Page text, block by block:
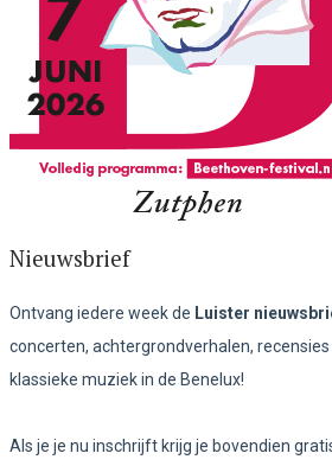
Nieuwsbrief
Ontvang iedere week de Luister
concerten, achtergrondverhalen,
klassieke muziek in de Benelux!
Als je je nu inschrijft krijg je bovendien